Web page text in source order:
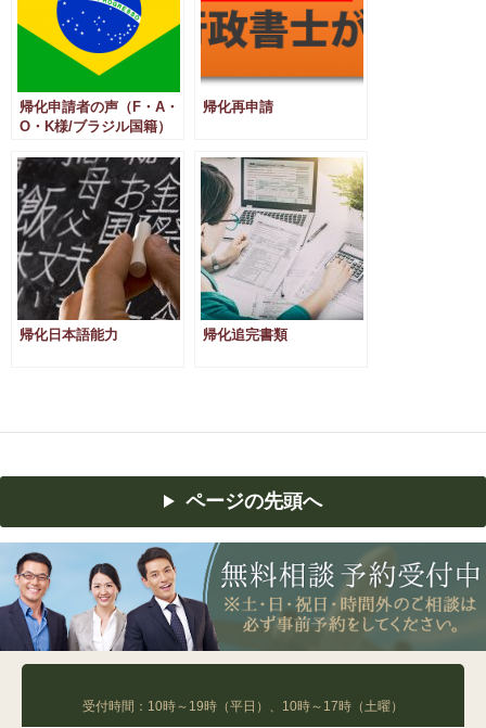
帰化申請者の声（F・A・
O・K様/ブラジル国籍）
帰化再申請
帰化日本語能力 帰化追完書類
ページの先頭へ
受付時間：10時～19時（平日）、10時～17時（土曜）